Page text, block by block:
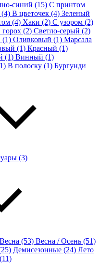
синий (15) С принтом
В цветочек (4) Зеленый
(4) Хаки (2) С узором (2)
(2) Светло-серый (2)
(1) Оливковый (1) Марсала
(1) Красный (1)
(1) Винный (1)
В полоску (1) Бургунди
(3)
Весна (53) Весна / Осень (51)
Демисезонные (24) Лето